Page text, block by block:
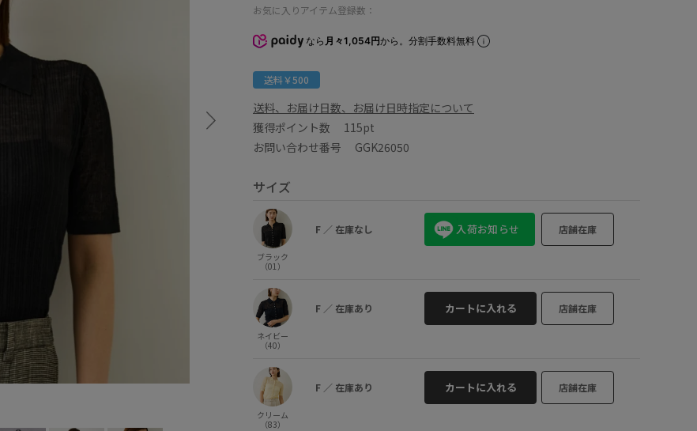
F ○
お気に入りアイテム登録数：
なら 月々1,054円から。分割手数料無料
送料￥500
送料、お届け日数、お届け日時指定について
獲得ポイント数 115pt
お問い合わせ番号 GGK26050
サイズ
ブラック
（01）
F ／ 在庫なし 入荷お知らせ 店舗在庫
ネイビー
（40）
F ／ 在庫あり カートに入れる 店舗在庫
クリーム
（83）
F ／ 在庫あり カートに入れる 店舗在庫